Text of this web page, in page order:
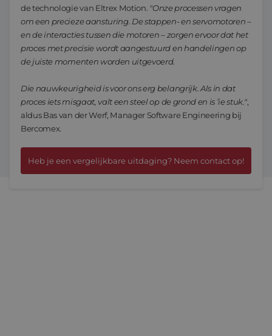
de technologie van Eltrex Motion. "Onze processen vragen
om een precieze aansturing. De stappen- en servomotoren –
en de interacties tussen die motoren – zorgen ervoor dat het
proces met precisie wordt aangestuurd en handelingen op
de juiste momenten worden uitgevoerd.
Die nauwkeurigheid is voor ons erg belangrijk. Als in dat
proces iets misgaat, valt een steel op de grond en is ’ie stuk.",
aldus Bas van der Werf, Manager Software Engineering bij
Bercomex.
Heb je een vergelijkbare uitdaging? Neem contact op!